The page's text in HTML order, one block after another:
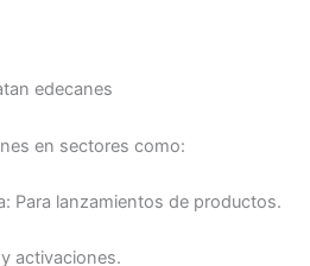
edecanes
en sectores como:
Para lanzamientos de productos.
activaciones.